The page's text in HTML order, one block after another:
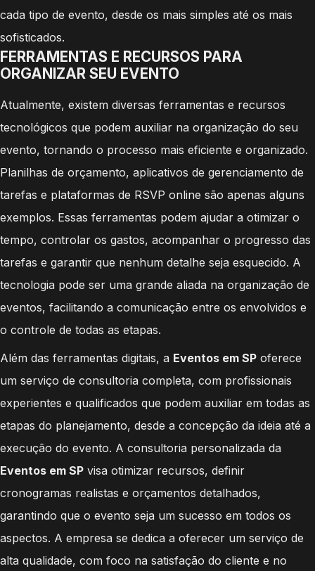
cada tipo de evento, desde os mais simples até os mais
sofisticados.
FERRAMENTAS E RECURSOS PARA
ORGANIZAR SEU EVENTO
Atualmente, existem diversas ferramentas e recursos
tecnológicos que podem auxiliar na organização do seu
evento, tornando o processo mais eficiente e organizado.
Planilhas de orçamento, aplicativos de gerenciamento de
tarefas e plataformas de RSVP online são apenas alguns
exemplos. Essas ferramentas podem ajudar a otimizar o
tempo, controlar os gastos, acompanhar o progresso das
tarefas e garantir que nenhum detalhe seja esquecido. A
tecnologia pode ser uma grande aliada na organização de
eventos, facilitando a comunicação entre os envolvidos e
o controle de todas as etapas.
Além das ferramentas digitais, a Eventos em SP oferece
um serviço de consultoria completa, com profissionais
experientes e qualificados que podem auxiliar em todas as
etapas do planejamento, desde a concepção da ideia até a
execução do evento. A consultoria personalizada da
Eventos em SP visa otimizar recursos, definir
cronogramas realistas e orçamentos detalhados,
garantindo que o evento seja um sucesso em todos os
aspectos. A empresa se dedica a oferecer um serviço de
alta qualidade, com foco na satisfação do cliente e no